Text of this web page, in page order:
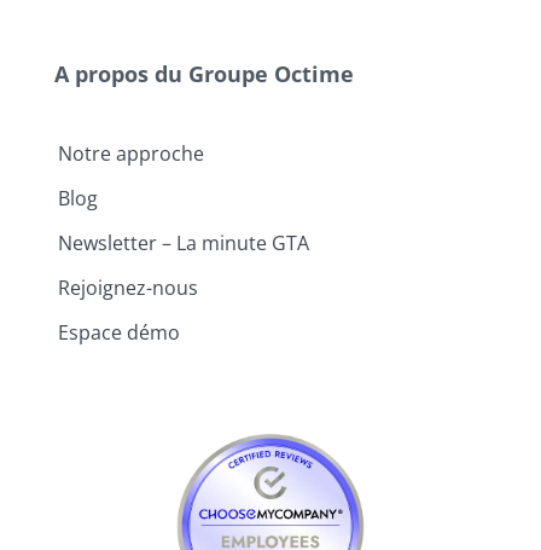
A propos du Groupe Octime
Notre approche
Blog
Newsletter – La minute GTA
Rejoignez-nous
Espace démo